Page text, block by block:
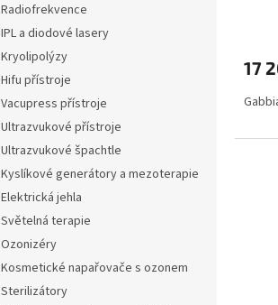
Radiofrekvence
IPL a diodové lasery
Kryolipolýzy
Hifu přístroje
Vacupress přístroje
Ultrazvukové přístroje
Ultrazvukové špachtle
Kyslíkové generátory a mezoterapie
Elektrická jehla
Světelná terapie
Ozonizéry
Kosmetické napařovače s ozonem
Sterilizátory
17